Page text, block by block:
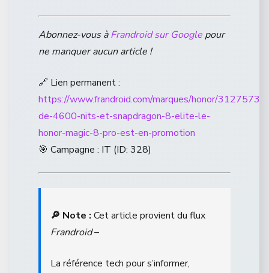
Abonnez-vous àFrandroid sur Google pour
ne manquer aucun article !
🔗 Lien permanent :
https://www.frandroid.com/marques/honor/
de-4600-nits-et-snapdragon-8-elite-le-
honor-magic-8-pro-est-en-promotion
🎯 Campagne : IT (ID: 328)
🔎 Note : Cet article provient du flux
Frandroid–
La référence tech pour s’informer,